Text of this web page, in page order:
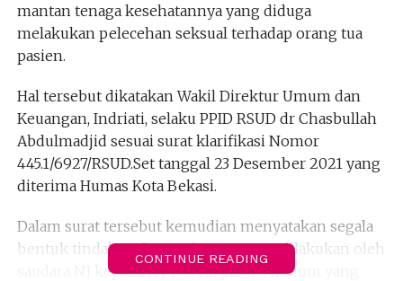
mantan tenaga kesehatannya yang diduga
melakukan pelecehan seksual terhadap orang tua
pasien.
Hal tersebut dikatakan Wakil Direktur Umum dan
Keuangan, Indriati, selaku PPID RSUD dr Chasbullah
Abdulmadjid sesuai surat klarifikasi Nomor
445.1/6927/RSUD.Set tanggal 23 Desember 2021 yang
diterima Humas Kota Bekasi.
Dalam surat tersebut kemudian menyatakan segala
bentuk tindakan dan perbuatan yang dilakukan oleh
saudara NJ kepada Ny F serta proses hukum yang
CONTINUE READING